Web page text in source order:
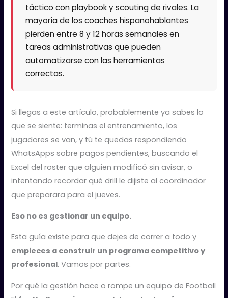
táctico con playbook y scouting de rivales. La
mayoría de los coaches hispanohablantes
pierden entre 8 y 12 horas semanales en
tareas administrativas que pueden
automatizarse con las herramientas
correctas.
Si llegas a este artículo, probablemente ya sabes lo
que se siente: terminas el entrenamiento, los
jugadores se van, y tú te quedas respondiendo
WhatsApps sobre pagos pendientes, buscando el
Excel del roster que alguien modificó sin avisar, o
intentando recordar qué drill le dijiste al coordinador
que preparara para el jueves.
Eso no es gestionar un equipo.
Esta guía existe para que dejes de correr a todo y
empieces a construir un programa competitivo y
profesional. Vamos por partes.
Por qué la gestión hace o rompe un equipo de Football